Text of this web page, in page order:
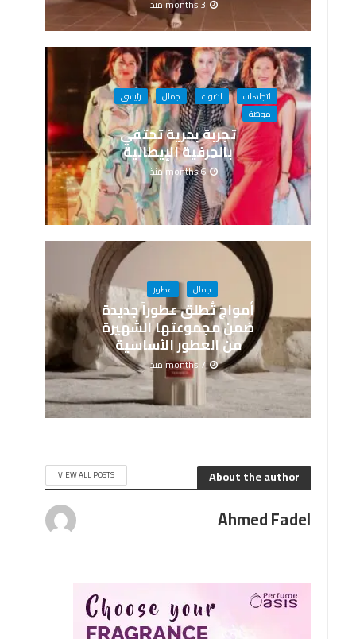
3 months منذ
اتجاهات اضواء جمال
رئيسى
موضة
تجربة بحرية تحتفي
بالحِرفية الإيطالية
6 months منذ
جمال عطور
أمواج تُطلق عطوراً جديدة
ضمن مجموعتها الشهيرة
من العطور الأساسية
7 months منذ
About the author
VIEW ALL POSTS
Ahmed Fadel